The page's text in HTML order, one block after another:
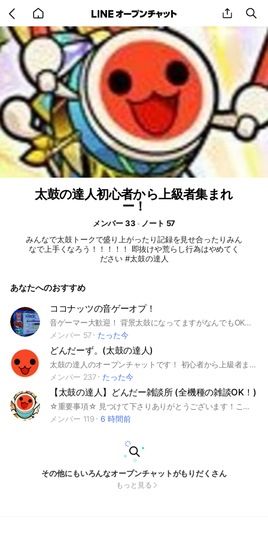
back
to
home
share
太鼓の達人初心者から上級者集まれ
ー！
メンバー 33
ノート 57
みんなで太鼓トークで盛り上がったり記録を見せ合ったりみん
なで上手くなろう！！！！！ 即抜けや荒らし行為はやめてく
ださい #太鼓の達人
あなたへのおすすめ
ココナッツの音ゲーオプ！
音ゲーマー大歓迎！ 背景太鼓になってますがなんでもOKです！ 楽しいオプにしましょう！ #音ゲー
メンバー 57
たった今
どんだーず。(太鼓の達人)
太鼓の達人のオープンチャットです！ 初心者から上級者までドンだーならどなたでも大歓迎です❕❗ 攻略や雑談などのトークを楽しみましょう 入ったら大事なノートからルールを確認してください！！ 気軽にお越しください😉
メンバー 237
たった今
【太鼓の達人】どんだー雑談所 (全機種の雑談OK！)
☆重要事項☆ 見つけて下さりありがとうございます！ここは主に太鼓の達人に関する雑談を行うオプチャです！ AC・CS・iOSの全ての雑談OKです！初心者大歓迎です！入ったら大事なノートをご確認下さい♪ 即抜けはやめて下さい。抜ける時は一言言ってから抜けて下さい。荒らし・連投・暴言・喧嘩・宣伝目的等の不快な行為は禁止とします。 皆さんでお互いにアドバイスをし合って下さると助かります！分からない事があれば質問して下さい！#太鼓の達人 #段位道場 #雑談
メンバー 119
6 時間前
その他にもいろんなオープンチャットがもりだくさん
もっと見る